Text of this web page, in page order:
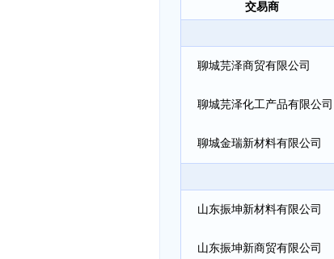
交易商
聊城芫泽商贸有限公司
聊城芫泽化工产品有限公司
聊城金瑞新材料有限公司
山东振坤新材料有限公司
山东振坤新商贸有限公司